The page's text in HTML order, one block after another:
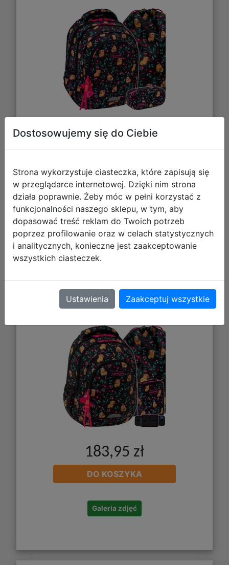
188,85 zł
Galeria zdjęć
Capy 3el. Plecak AB330 502026012 +
Worek 507026006 + Piórnik
503026018
183,95 zł
DO KOSZYKA
Galeria zdjęć
Dostosowujemy się do Ciebie
Strona wykorzystuje ciasteczka, które zapisują się
w przeglądarce internetowej. Dzięki nim strona
działa poprawnie. Żeby móc w pełni korzystać z
funkcjonalności naszego sklepu, w tym, aby
dopasować treść reklam do Twoich potrzeb
poprzez profilowanie oraz w celach statystycznych
i analitycznych, konieczne jest zaakceptowanie
wszystkich ciasteczek.
Ustawienia Zaakceptuj wszystkie